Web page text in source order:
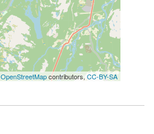
OpenStreetMapcontributors, CC-BY-SA